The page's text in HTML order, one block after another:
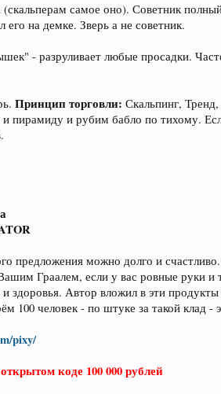
(скальперам самое оно). Советник
на демке. Зверь а не советник.
- разруливает любые просадки.
Принцип торговли: Скальпинг,
и пирамиду и рубим бабло по тихому.
предложения можно долго и
Граалем, если у вас ровные руки
здоровья. Автор вложил в эти
человек - по штуке за такой клад -
pixy/
коде 100 000 рублей